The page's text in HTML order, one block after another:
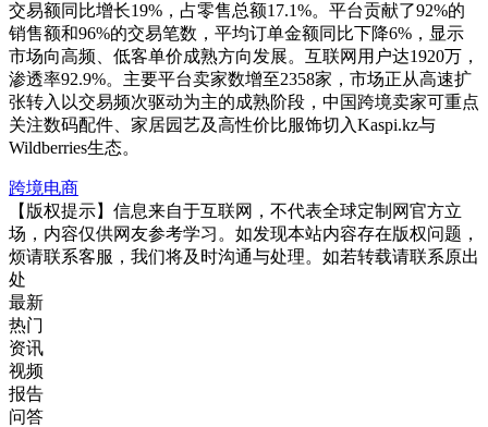
交易额同比增长19%，占零售总额17.1%。平台贡献了92%的
销售额和96%的交易笔数，平均订单金额同比下降6%，显示
市场向高频、低客单价成熟方向发展。互联网用户达1920万，
渗透率92.9%。主要平台卖家数增至2358家，市场正从高速扩
张转入以交易频次驱动为主的成熟阶段，中国跨境卖家可重点
关注数码配件、家居园艺及高性价比服饰切入Kaspi.kz与
Wildberries生态。
跨境电商
【版权提示】信息来自于互联网，不代表全球定制网官方立
场，内容仅供网友参考学习。如发现本站内容存在版权问题，
烦请联系客服，我们将及时沟通与处理。如若转载请联系原出
处
最新
热门
资讯
视频
报告
问答